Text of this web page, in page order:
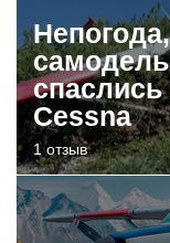
Cessna
1 отзыв